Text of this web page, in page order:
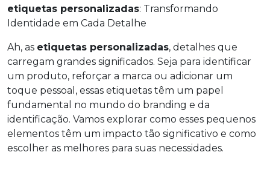
etiquetas personalizadas: Transformando
Identidade em Cada Detalhe
Ah, as etiquetas personalizadas, detalhes que
carregam grandes significados. Seja para identificar
um produto, reforçar a marca ou adicionar um
toque pessoal, essas etiquetas têm um papel
fundamental no mundo do branding e da
identificação. Vamos explorar como esses pequenos
elementos têm um impacto tão significativo e como
escolher as melhores para suas necessidades.